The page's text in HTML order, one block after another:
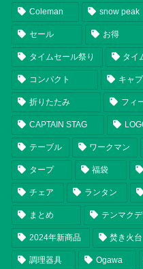
Coleman snow peak
セール お得
タイムセール祭り タイ
コンパクト キャ
折りたたみ フィ
CAPTAIN STAG
テーブル ワークマン
タープ 福袋
チェア ランタン
まとめ テンマク
2024年新商品 焚き火台
調理器具 Ogawa